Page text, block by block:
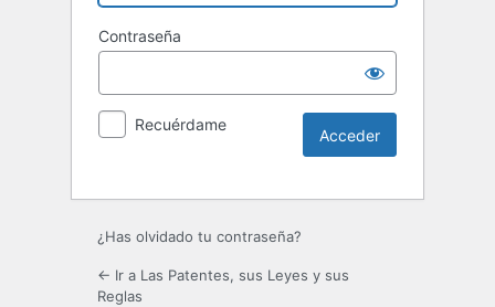
Contraseña
Recuérdame
¿Has olvidado tu contraseña?
← Ir a Las Patentes, sus Leyes y sus
Reglas